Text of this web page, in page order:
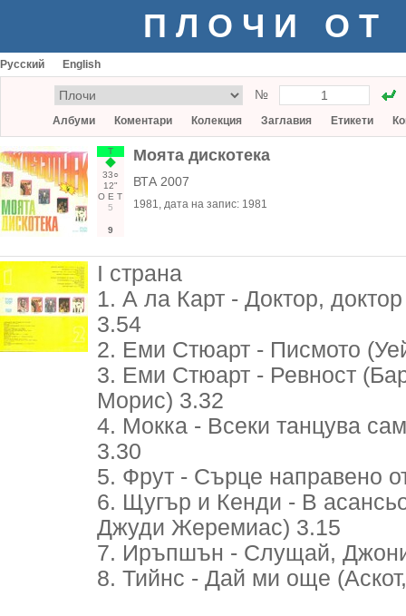
ПЛОЧИ ОТ
Русский English
№
Албуми Коментари Колекция Заглавия Етикети
Т
33○
12"
О Е Т
5
9
Моята дискотека
ВТА 2007
1981, дата на запис: 1981
I страна
1. А ла Карт - Доктор,
3.54
2. Еми Стюарт - Писмото
3. Еми Стюарт - Ревност
Морис) 3.32
4. Мокка - Всеки танцува
3.30
5. Фрут - Сърце направено
6. Щугър и Кенди - В
Джуди Жеремиас) 3.15
7. Иръпшън - Слущай, Джони
8. Тийнс - Дай ми още